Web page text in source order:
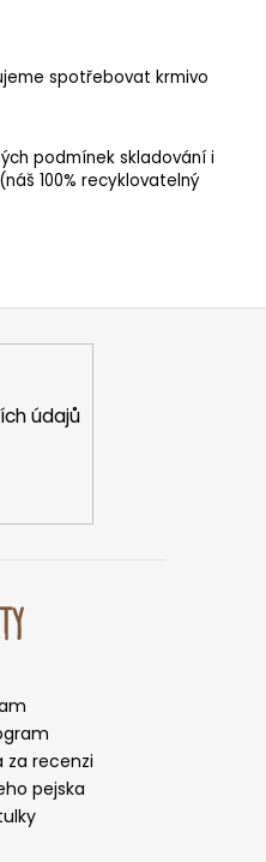
spotřebovat krmivo
podmínek skladování i
(náš 100% recyklovatelný
údajů
za recenzi
pejska